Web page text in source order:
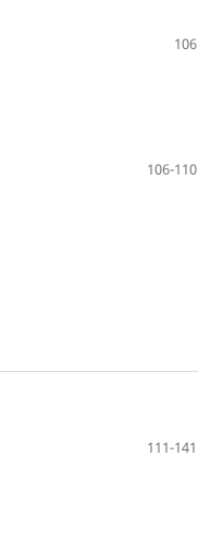
106
106-110
111-141